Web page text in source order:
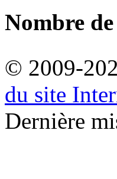
Nombre de
© 2009-
du site
Dernière